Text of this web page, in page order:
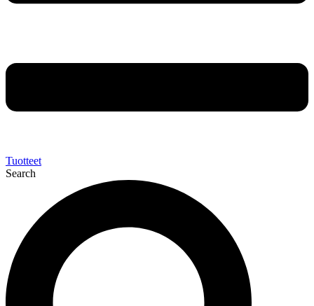
Tuotteet
Search